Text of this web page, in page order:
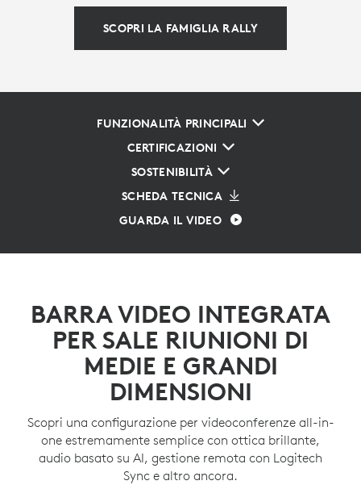
SCOPRI LA FAMIGLIA RALLY
FUNZIONALITÀ PRINCIPALI
CERTIFICAZIONI
SOSTENIBILITÀ
SCHEDA TECNICA
GUARDA IL VIDEO
BARRA VIDEO INTEGRATA
PER SALE RIUNIONI DI
MEDIE E GRANDI
DIMENSIONI
Scopri una configurazione per videoconferenze all-in-
one estremamente semplice con ottica brillante,
audio basato su AI, gestione remota con Logitech
Sync e altro ancora.